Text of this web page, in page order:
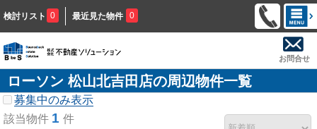
検討リスト 0 最近見た物件 0
お問合せ
ローソン 松山北吉田店の周辺物件一覧
募集中のみ表示
該当物件 1 件